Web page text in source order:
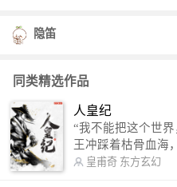
的看法。很喜欢民国的服
给不了我的感觉，那时候
隐笛
同类精选作品
人皇纪
“我不能把这个世界，
王冲踩着枯骨血海
倒，扶大厦之将倾，
皇甫奇 东方玄幻